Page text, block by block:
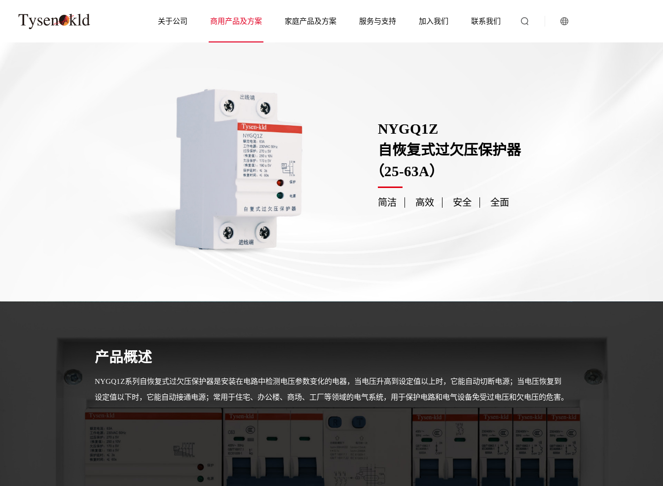
关于公司 商用产品及方案 家庭产品及方案 服务与支持 加入我们 联系我们
NYGQ1Z
自恢复式过欠压保护器
（25-63A）
简洁 高效 安全 全面
产品概述
NYGQ1Z系列自恢复式过欠压保护器是安装在电路中检测电压参数变化的电器，当电压升高到设定值以上时，它能自动切断电源；当电压恢复到
设定值以下时，它能自动接通电源；常用于住宅、办公楼、商场、工厂等领域的电气系统，用于保护电路和电气设备免受过电压和欠电压的危害。